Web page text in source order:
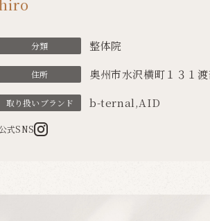
分類 整体院
住所 奥州市水沢横町１３１
取り扱い ブランド b-ternal,AID
式SNS